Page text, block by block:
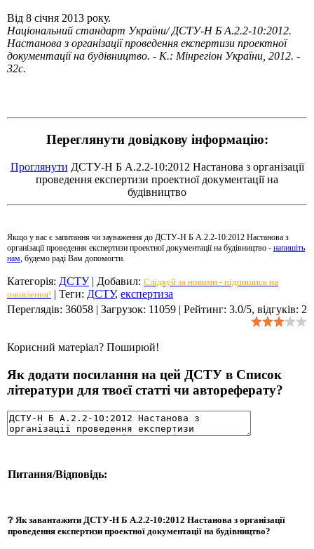
Від 8 січня 2013 року.
Національний стандарт України/ ДСТУ-Н Б А.2.2-10:2012.
Настанова з організації проведення експертизи проектної
документації на будівництво. - К.: Мінрегіон України, 2012. -
32с.
Переглянути довідкову інформацію:
Проглянути ДСТУ-Н Б А.2.2-10:2012 Настанова з організації
проведення експертизи проектної документації на
будівництво
Якщо у вас є запитання чи зауваження до ДСТУ-Н Б А.2.2-10:2012 Настанова з
організації проведення експертизи проектної документації на будівництво - напишіть
нам , будемо раді Вам допомогти.
Категорія: ДСТУ| Добавил: Слідкуй за новими - підпишись на
оновлення! | Теги: ДСТУ, експертиза
Переглядів: 36058 | Загрузок: 11059 | Рейтинг: 3.0/5, відгуків: 2
Корисний матеріал? Поширюй!
Як додати посилання на цей ДСТУ в Список
літератури для твоєї статті чи автореферату?
Питання/Відповідь:
❔ Як завантажити ДСТУ-Н Б А.2.2-10:2012 Настанова з організації
проведення експертизи проектної документації на будівництво?